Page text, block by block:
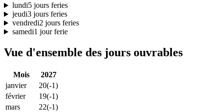
lundi5 jours feries
jeudi3 jours feries
vendredi2 jours feries
samedi1 jour ferie
Vue d'ensemble des jours ouvrables
Mois
2027
janvier
20(-1)
février
19(-1)
mars
22(-1)